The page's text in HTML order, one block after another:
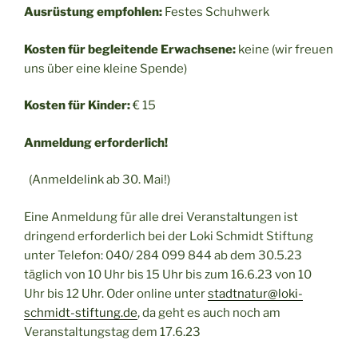
Ausrüstung empfohlen: Festes Schuhwerk
Kosten für begleitende Erwachsene: keine (wir freuen
uns über eine kleine Spende)
Kosten für Kinder:€ 15
Anmeldung erforderlich!
(Anmeldelink ab 30. Mai!)
Eine Anmeldung für alle drei Veranstaltungen ist
dringend erforderlich bei der Loki Schmidt Stiftung
unter Telefon: 040/ 284 099 844 ab dem 30.5.23
täglich von 10 Uhr bis 15 Uhr bis zum 16.6.23 von 10
Uhr bis 12 Uhr. Oder online unterstadtnatur@loki-
schmidt-stiftung.de, da geht es auch noch am
Veranstaltungstag dem 17.6.23